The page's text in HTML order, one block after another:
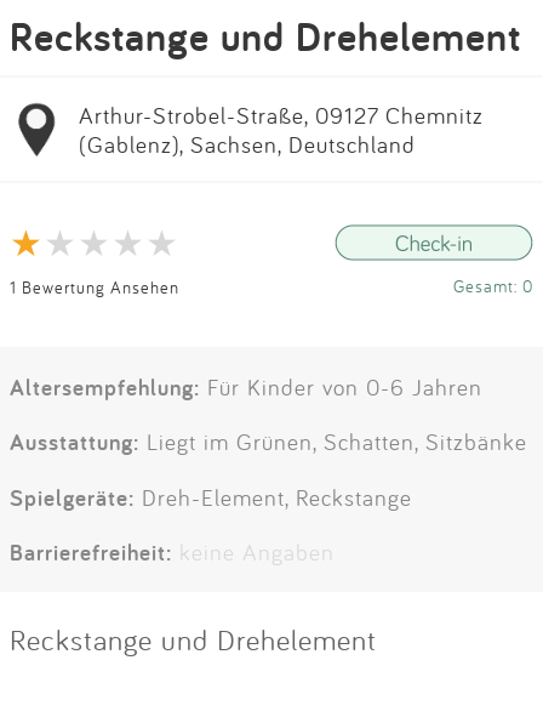
Reckstange und Drehelement
Arthur-Strobel-Straße, 09127 Chemnitz
(Gablenz), Sachsen, Deutschland
1 Bewertung Ansehen Gesamt: 0
Altersempfehlung: Für Kinder von 0-6 Jahren
Ausstattung: Liegt im Grünen, Schatten, Sitzbänke
Spielgeräte: Dreh-Element, Reckstange
Barrierefreiheit: keine Angaben
Reckstange und Drehelement